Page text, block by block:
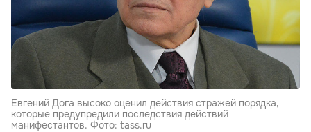
Евгений Дога высоко оценил действия стражей порядка,
которые предупредили последствия действий
манифестантов. Фото: tass.ru